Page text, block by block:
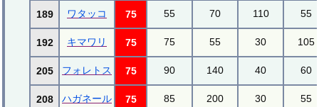
189 ワタッコ 75 55 70 110 55
192 キマワリ 75 75 55 30 105
205 フォレトス 75 90 140 40 60
208 ハガネール 75 85 200 30 55